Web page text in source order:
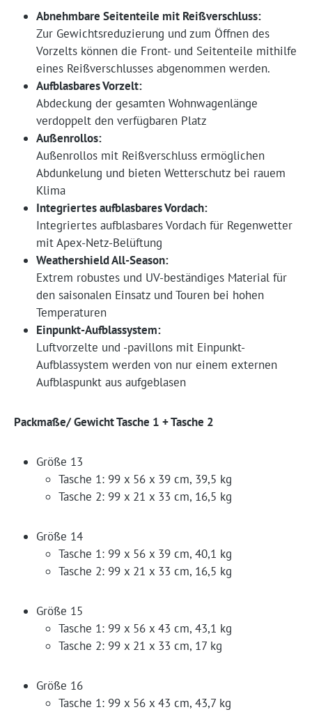
Abnehmbare Seitenteile mit Reißverschluss:
Zur Gewichtsreduzierung und zum Öffnen des
Vorzelts können die Front- und Seitenteile mithilfe
eines Reißverschlusses abgenommen werden.
Aufblasbares Vorzelt:
Abdeckung der gesamten Wohnwagenlänge
verdoppelt den verfügbaren Platz
Außenrollos:
Außenrollos mit Reißverschluss ermöglichen
Abdunkelung und bieten Wetterschutz bei rauem
Klima
Integriertes aufblasbares Vordach:
Integriertes aufblasbares Vordach für Regenwetter
mit Apex-Netz-Belüftung
Weathershield All-Season:
Extrem robustes und UV-beständiges Material für
den saisonalen Einsatz und Touren bei hohen
Temperaturen
Einpunkt-Aufblassystem:
Luftvorzelte und -pavillons mit Einpunkt-
Aufblassystem werden von nur einem externen
Aufblaspunkt aus aufgeblasen
Packmaße/ Gewicht Tasche 1 + Tasche 2
Größe 13
Tasche 1: 99 x 56 x 39 cm, 39,5 kg
Tasche 2: 99 x 21 x 33 cm, 16,5 kg
Größe 14
Tasche 1: 99 x 56 x 39 cm, 40,1 kg
Tasche 2: 99 x 21 x 33 cm, 16,5 kg
Größe 15
Tasche 1: 99 x 56 x 43 cm, 43,1 kg
Tasche 2: 99 x 21 x 33 cm, 17 kg
Größe 16
Tasche 1: 99 x 56 x 43 cm, 43,7 kg